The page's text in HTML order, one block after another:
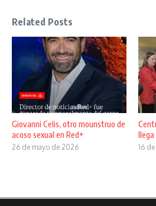
Related Posts
Giovanni Celis, otro mounstruo de
acoso sexual en Red+
26 de mayo de 2026
llega
16